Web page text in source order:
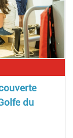
du